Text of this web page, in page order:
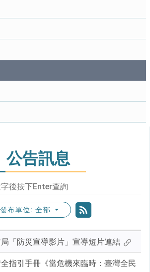
公告訊息
發布單位: 全部
RSS訂閱
「防災宣導影片」宣導短片連結
指引手冊《當危機來臨時：臺灣全民